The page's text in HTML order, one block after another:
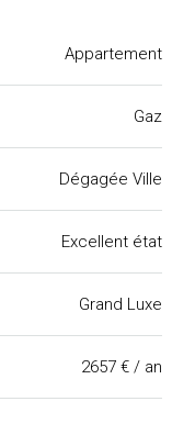
Appartement
Gaz
Dégagée Ville
Excellent état
Grand Luxe
2657 € / an